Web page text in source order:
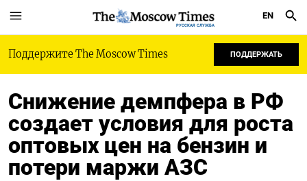
РУССКАЯ СЛУЖБА
EN
Поддержите The Moscow Times ПОДДЕРЖАТЬ
Снижение демпфера в РФ
создает условия для роста
оптовых цен на бензин и
потери маржи АЗС